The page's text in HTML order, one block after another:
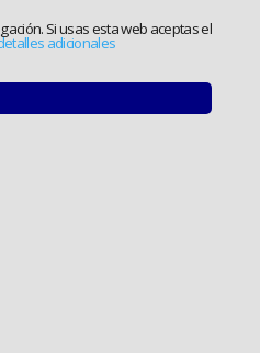
Si usas esta web aceptas el
adicionales